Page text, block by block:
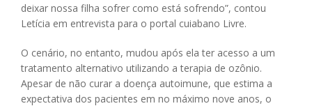
deixar nossa filha sofrer como está sofrendo”, contou
Letícia em entrevista para o portal cuiabano Livre.
O cenário, no entanto, mudou após ela ter acesso a um
tratamento alternativo utilizando a terapia de ozônio.
Apesar de não curar a doença autoimune, que estima a
expectativa dos pacientes em no máximo nove anos, o